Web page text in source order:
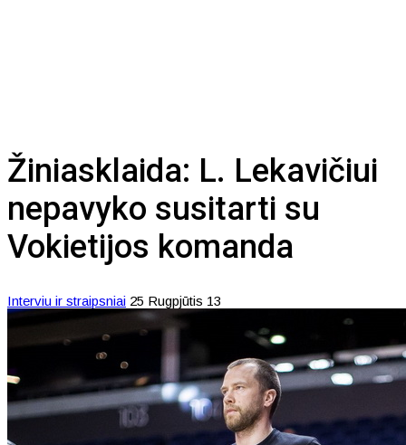
Žiniasklaida: L. Lekavičiui
nepavyko susitarti su
Vokietijos komanda
Interviu ir straipsniai 25 Rugpjūtis 13